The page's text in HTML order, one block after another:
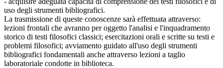
uso degli strumenti bibliografici.
La trasmissione di queste conoscenze sarà effettuata attraverso:
lezioni frontali che avranno per oggetto l'analisi e l'inquadramento
storico di testi filosofici classici; esercitazioni orali e scritte su testi e
problemi filosofici; avviamento guidato all'uso degli strumenti
bibliografici fondamentali anche attraverso lezioni a taglio
laboratoriale condotte in biblioteca.